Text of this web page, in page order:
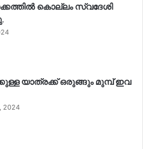
കൊല്ലം സ്വദേശി
യാത്രക്ക് ഒരുങ്ങും മുമ്പ് ഇവ
2024